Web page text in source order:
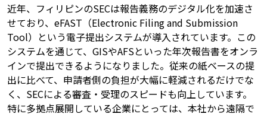
近年、フィリピンのSECは報告義務のデジタル化を加速さ
せており、eFAST（Electronic Filing and Submission
Tool）という電子提出システムが導入されています。この
システムを通じて、GISやAFSといった年次報告書をオンラ
インで提出できるようになりました。従来の紙ベースの提
出に比べて、申請者側の負担が大幅に軽減されるだけでな
く、SECによる審査・受理のスピードも向上しています。
特に多拠点展開している企業にとっては、本社から遠隔で